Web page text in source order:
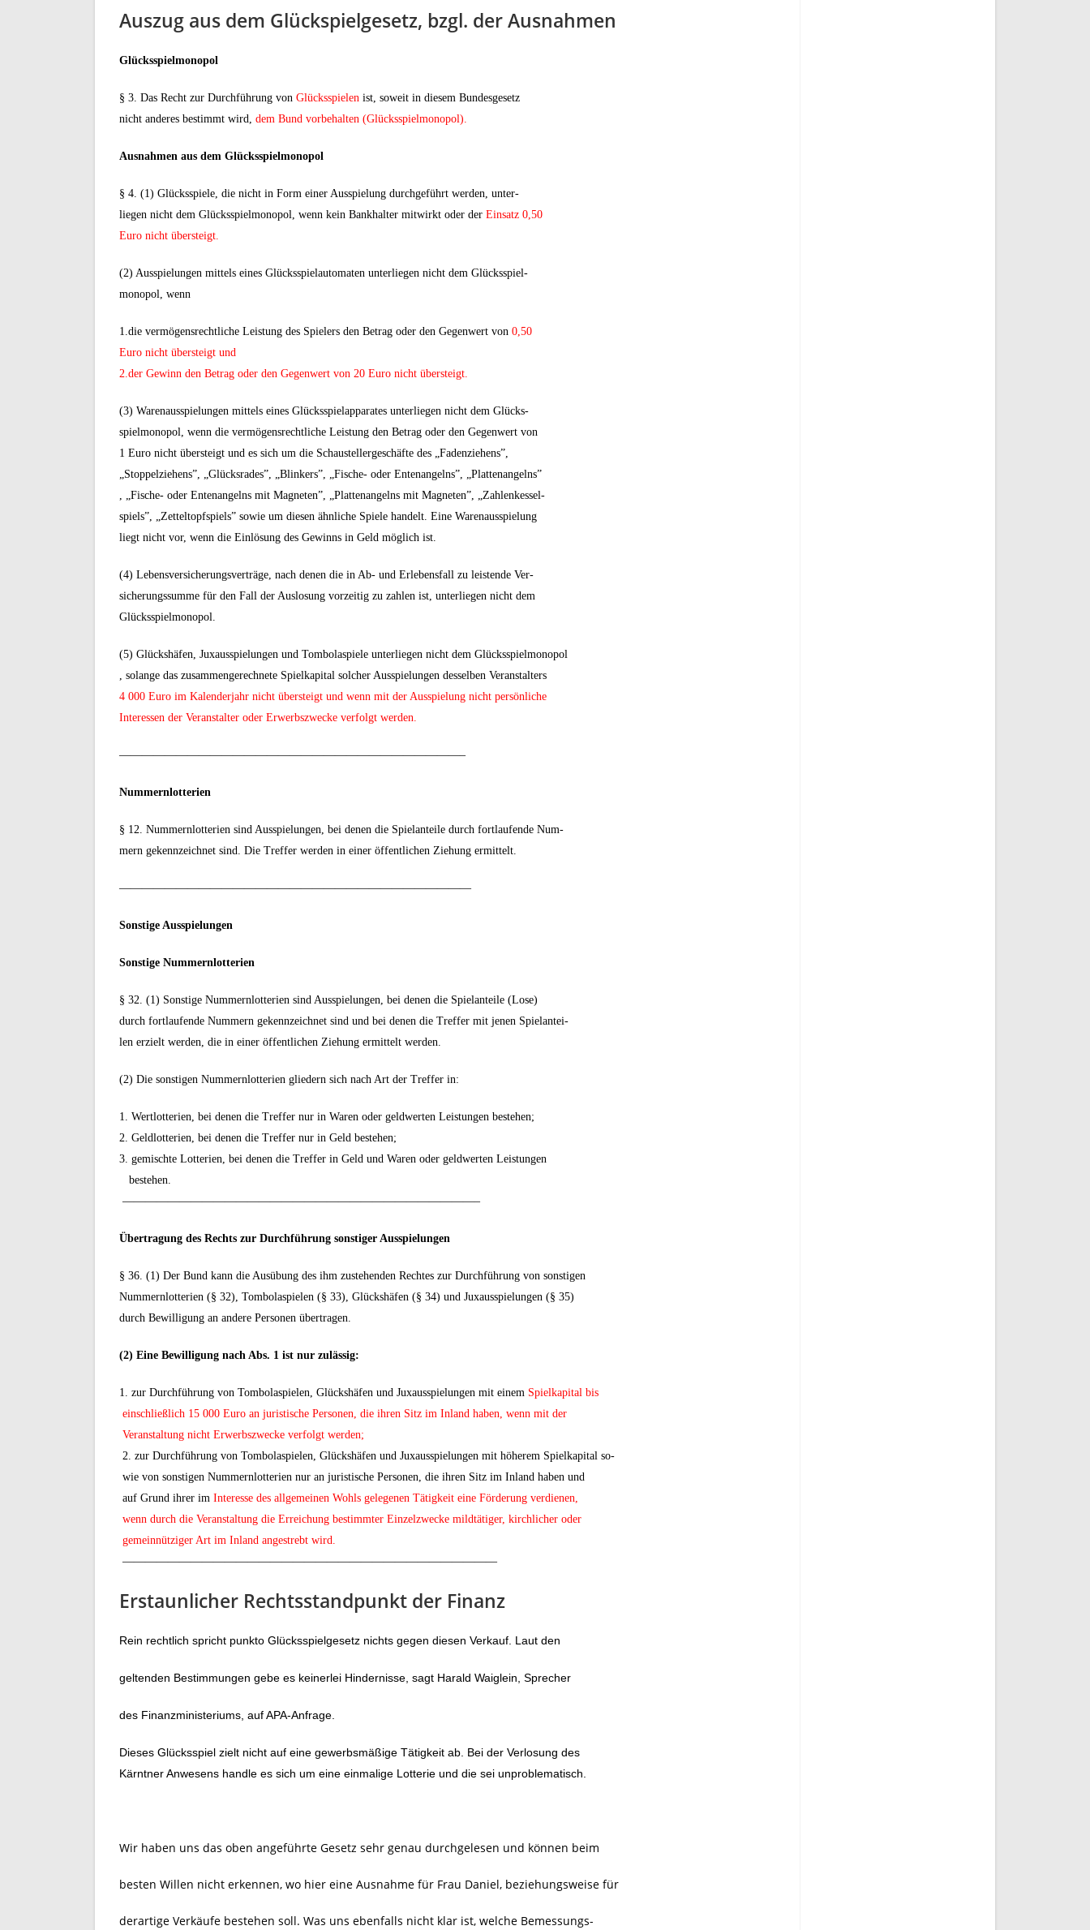
Auszug aus dem Glückspielgesetz, bzgl. der Ausnahmen
Glücksspielmonopol
§ 3. Das Recht zur Durchführung von Glücksspielen ist, soweit in diesem Bundesgesetz
nicht anderes bestimmt wird, dem Bund vorbehalten (Glücksspielmonopol).
Ausnahmen aus dem Glücksspielmonopol
§ 4. (1) Glücksspiele, die nicht in Form einer Ausspielung durchgeführt werden, unter-
liegen nicht dem Glücksspielmonopol, wenn kein Bankhalter mitwirkt oder der Einsatz 0,50
Euro nicht übersteigt.
(2) Ausspielungen mittels eines Glücksspielautomaten unterliegen nicht dem Glücksspiel-
monopol, wenn
1.die vermögensrechtliche Leistung des Spielers den Betrag oder den Gegenwert von 0,50
Euro nicht übersteigt und
2.der Gewinn den Betrag oder den Gegenwert von 20 Euro nicht übersteigt.
(3) Warenausspielungen mittels eines Glücksspielapparates unterliegen nicht dem Glücks-
spielmonopol, wenn die vermögensrechtliche Leistung den Betrag oder den Gegenwert von
1 Euro nicht übersteigt und es sich um die Schaustellergeschäfte des „Fadenziehens”,
„Stoppelziehens”, „Glücksrades”, „Blinkers”, „Fische- oder Entenangelns”, „Plattenangelns”
, „Fische- oder Entenangelns mit Magneten”, „Plattenangelns mit Magneten”, „Zahlenkessel-
spiels”, „Zetteltopfspiels” sowie um diesen ähnliche Spiele handelt. Eine Warenausspielung
liegt nicht vor, wenn die Einlösung des Gewinns in Geld möglich ist.
(4) Lebensversicherungsverträge, nach denen die in Ab- und Erlebensfall zu leistende Ver-
sicherungssumme für den Fall der Auslosung vorzeitig zu zahlen ist, unterliegen nicht dem
Glücksspielmonopol.
(5) Glückshäfen, Juxausspielungen und Tombolaspiele unterliegen nicht dem Glücksspielmonopol
, solange das zusammengerechnete Spielkapital solcher Ausspielungen desselben Veranstalters
4 000 Euro im Kalenderjahr nicht übersteigt und wenn mit der Ausspielung nicht persönliche
Interessen der Veranstalter oder Erwerbszwecke verfolgt werden.
——————————————————————————————–
Nummernlotterien
§ 12. Nummernlotterien sind Ausspielungen, bei denen die Spielanteile durch fortlaufende Num-
mern gekennzeichnet sind. Die Treffer werden in einer öffentlichen Ziehung ermittelt.
———————————————————————————————
Sonstige Ausspielungen
Sonstige Nummernlotterien
§ 32. (1) Sonstige Nummernlotterien sind Ausspielungen, bei denen die Spielanteile (Lose)
durch fortlaufende Nummern gekennzeichnet sind und bei denen die Treffer mit jenen Spielantei-
len erzielt werden, die in einer öffentlichen Ziehung ermittelt werden.
(2) Die sonstigen Nummernlotterien gliedern sich nach Art der Treffer in:
1. Wertlotterien, bei denen die Treffer nur in Waren oder geldwerten Leistungen bestehen;
2. Geldlotterien, bei denen die Treffer nur in Geld bestehen;
3. gemischte Lotterien, bei denen die Treffer in Geld und Waren oder geldwerten Leistungen
bestehen.
———————————————————————————————–
Übertragung des Rechts zur Durchführung sonstiger Ausspielungen
§ 36. (1) Der Bund kann die Ausübung des ihm zustehenden Rechtes zur Durchführung von sonstigen
Nummernlotterien (§ 32), Tombolaspielen (§ 33), Glückshäfen (§ 34) und Juxausspielungen (§ 35)
durch Bewilligung an andere Personen übertragen.
(2) Eine Bewilligung nach Abs. 1 ist nur zulässig:
1. zur Durchführung von Tombolaspielen, Glückshäfen und Juxausspielungen mit einem Spielkapital bis
einschließlich 15 000 Euro an juristische Personen, die ihren Sitz im Inland haben, wenn mit der
Veranstaltung nicht Erwerbszwecke verfolgt werden;
2. zur Durchführung von Tombolaspielen, Glückshäfen und Juxausspielungen mit höherem Spielkapital so-
wie von sonstigen Nummernlotterien nur an juristische Personen, die ihren Sitz im Inland haben und
auf Grund ihrer im Interesse des allgemeinen Wohls gelegenen Tätigkeit eine Förderung verdienen,
wenn durch die Veranstaltung die Erreichung bestimmter Einzelzwecke mildtätiger, kirchlicher oder
gemeinnütziger Art im Inland angestrebt wird.
—————————————————————————————————
Erstaunlicher Rechtsstandpunkt der Finanz
Rein rechtlich spricht punkto Glücksspielgesetz nichts gegen diesen Verkauf. Laut den
geltenden Bestimmungen gebe es keinerlei Hindernisse, sagt Harald Waiglein, Sprecher
des Finanzministeriums, auf APA-Anfrage.
Dieses Glücksspiel zielt nicht auf eine gewerbsmäßige Tätigkeit ab. Bei der Verlosung des
Kärntner Anwesens handle es sich um eine einmalige Lotterie und die sei unproblematisch.
Wir haben uns das oben angeführte Gesetz sehr genau durchgelesen und können beim
besten Willen nicht erkennen, wo hier eine Ausnahme für Frau Daniel, beziehungsweise für
derartige Verkäufe bestehen soll. Was uns ebenfalls nicht klar ist, welche Bemessungs-